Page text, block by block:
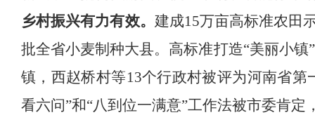
乡村振兴有力有效。 建成15万亩高标准农田
批全省小麦制种大县。 高标准打造“美丽小镇
镇，西赵桥村等13个行政村被评为河南省第
看六问”和“八到位一满意”工作法被市委肯定